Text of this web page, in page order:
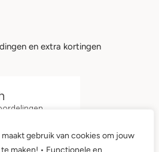
gebruik van cookies om jouw
maken! • Functionele en
en extra kortingen